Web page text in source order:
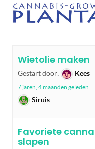
Wietolie maken
Gestart door: Kees
7 jaren, 4 maanden geleden
Siruis
Favoriete
slapen